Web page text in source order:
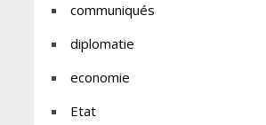
communiqués
diplomatie
economie
Etat